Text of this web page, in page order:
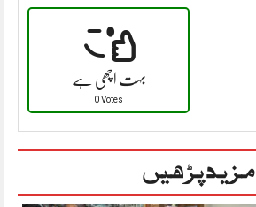
بہت اچھی ہے
0 Votes
مزید پڑھیں